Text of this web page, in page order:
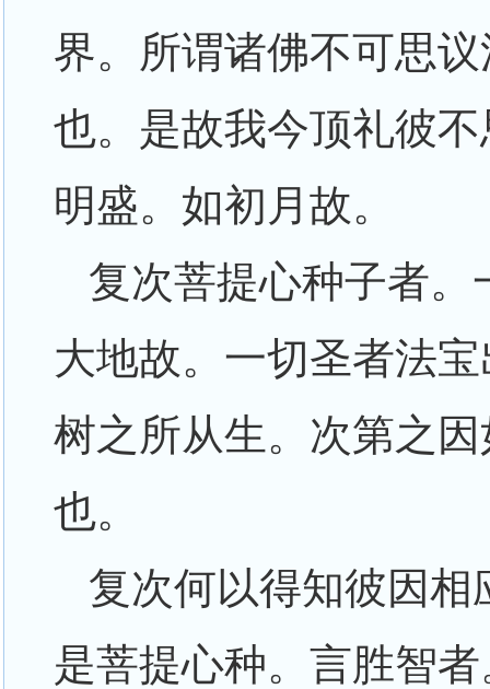
界。所谓诸佛不可思
也。是故我今顶礼彼
明盛。如初月故。
复次菩提心种子者
大地故。一切圣者法
树之所从生。次第之
也。
复次何以得知彼因
是菩提心种。言胜智